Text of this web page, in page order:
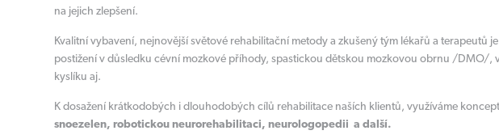
na jejich zlepšení.
Kvalitní vybavení, nejnovější světové rehabilitační metody a zkušený tým lékařů a
postižení v důsledku cévní mozkové příhody, spastickou dětskou mozkovou obrnu /DMO/
kyslíku aj.
K dosažení krátkodobých i dlouhodobých cílů rehabilitace naších klientů, využíváme
snoezelen, robotickou neurorehabilitaci, neurologopedii a další.